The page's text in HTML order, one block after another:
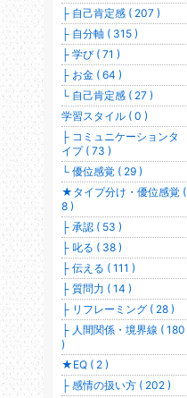
├ 自己肯定感 ( 207 )
├ 自分軸 ( 315 )
├ 学び ( 71 )
├ お金 ( 64 )
└ 自己肯定感 ( 27 )
学習スタイル ( 0 )
├ コミュニケーションタ
イプ ( 73 )
└ 優位感覚 ( 29 )
★タイプ分け・優位感覚 (
8 )
├ 承認 ( 53 )
├ 叱る ( 38 )
├ 伝える ( 111 )
├ 質問力 ( 14 )
├ リフレーミング ( 28 )
├ 人間関係・境界線 ( 180
)
★EQ ( 2 )
├ 感情の扱い方 ( 202 )